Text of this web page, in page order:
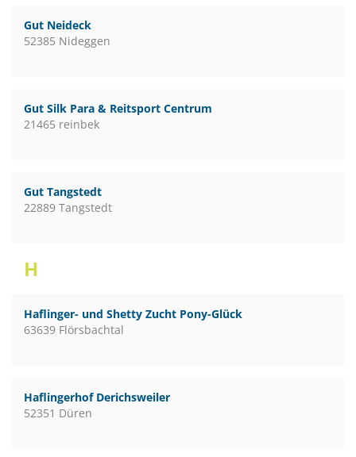
Gut Neideck
52385 Nideggen
Gut Silk Para & Reitsport Centrum
21465 reinbek
Gut Tangstedt
22889 Tangstedt
H
Haflinger- und Shetty Zucht Pony-Glück
63639 Flörsbachtal
Haflingerhof Derichsweiler
52351 Düren